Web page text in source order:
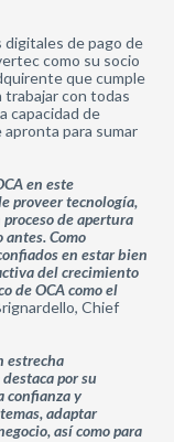
de pago de
como su socio
que cumple
trabajar con todas
capacidad de
para sumar
en este
proveer tecnología,
de apertura
Como
en estar bien
del crecimiento
de OCA como el
Chief
estrecha
por su
confianza y
adaptar
así como para